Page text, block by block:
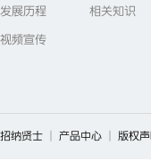
发展历程
视频宣传
相关知识
招纳贤士 | 产品中心 | 版权